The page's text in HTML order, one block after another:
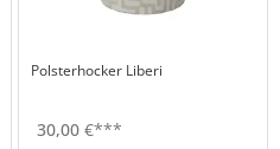
Polsterhocker Liberi
30,00€***